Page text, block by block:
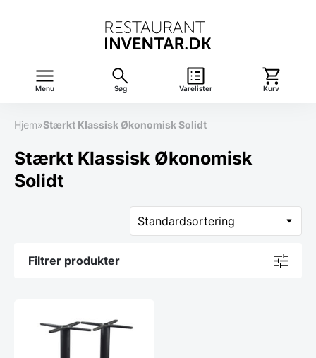
Menu Søg Varelister Kurv
Hjem»Stærkt Klassisk Økonomisk Solidt
Stærkt Klassisk Økonomisk
Solidt
Filtrer produkter